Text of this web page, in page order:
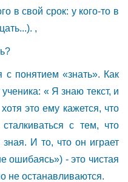
в свой срок: у кого-то в
,
с понятием «знать». Как
« Я знаю текст, и
это ему кажется, что
с тем, что
зная. И то, что он играет
ошибаясь») - это чистая
не останавливаются.